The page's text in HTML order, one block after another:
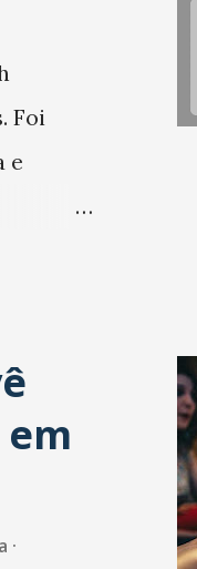
FGV
(sócia da LL
/RJ, especialista
e membro do
Com uma
o Porto
atende aos
Rio
e da
Foi
e